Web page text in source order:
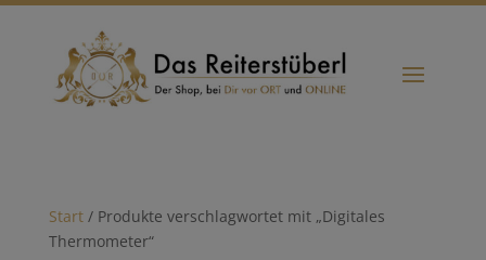
Start/ Produkte verschlagwortet mit „Digitales
Thermometer“